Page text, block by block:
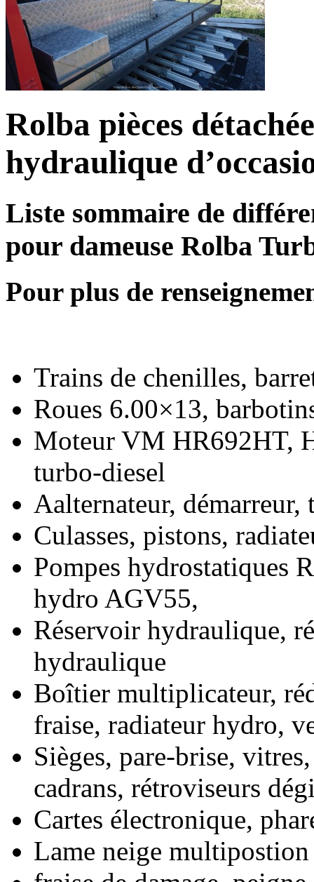
Rolba pièces
hydraulique
Liste sommaire de
pour dameuse Rolba
Pour plus de
Trains de chenilles,
Roues 6.00×13,
Moteur VM HR692HT,
turbo-diesel
Aalternateur, démarreur,
Culasses, pistons,
Pompes hydrostatiques
hydro AGV55,
Réservoir hydraulique,
hydraulique
Boîtier multiplicateur,
fraise, radiateur hydro,
Sièges, pare-brise,
cadrans, rétroviseurs
Cartes électronique,
Lame neige